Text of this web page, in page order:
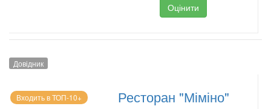
Оцінити
Довідник
Входить в ТОП-10+ Ресторан "Міміно"